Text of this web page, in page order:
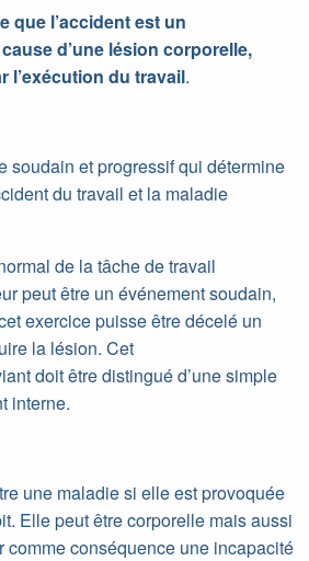
que l’accident est un
d’une lésion corporelle,
l’exécution du travail.
soudain et progressif qui détermine
du travail et la maladie
de la tâche de travail
peut être un événement soudain,
exercice puisse être décelé un
la lésion. Cet
doit être distingué d’une simple
interne.
une maladie si elle est provoquée
Elle peut être corporelle mais aussi
comme conséquence une incapacité